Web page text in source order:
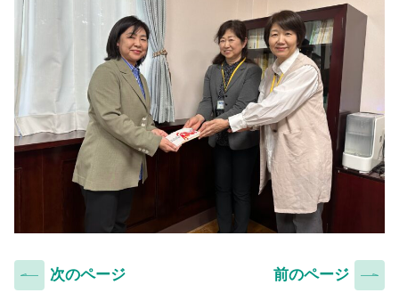
その他の講座一覧
子育て支援・わいわいひろば
前のページ
次のページ